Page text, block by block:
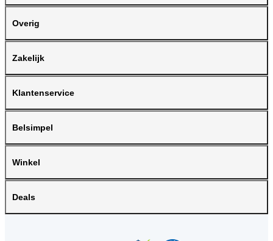
Overig
Zakelijk
Klantenservice
Belsimpel
Winkel
Deals